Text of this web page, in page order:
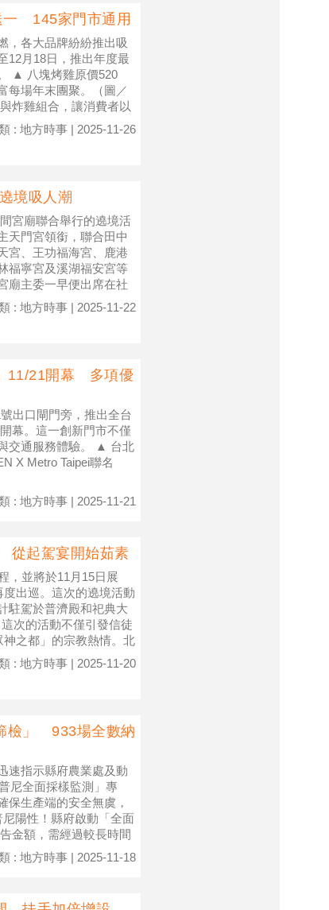
一 145家門市通用
，各大品牌紛紛推出吸
12月18日，推出年度最
▲ 八塊烤雞原價520
每場年末團聚。（圖／
炸雞組合，讓消費者以
: 地方時事 | 2025-11-26
境吸人潮
宮廟聯合舉行的遶境活
天門宮領銜，聯合田中
宮、王功福海宮、鹿港
福寧宮及溪湖福安宮等
廟主委一早便出席在社
: 地方時事 | 2025-11-22
11/21開幕 多項優
出口閘門旁，推出全台
幕。這一創新門市不僅
交通服務體驗。 ▲ 台北
X Metro Taipei聯名
: 地方時事 | 2025-11-21
從起駕宴開始茹素
，並將於11月15日展
出巡。這次的遶境活動
駐駕於普濟殿和祀典大
次的活動不僅引發信徒
之都」的宗教熱情。北
: 地方時事 | 2025-11-20
檢」 933場全數納
速指示縣府農業處及動
尼全面採樣監測」專
保生產端的安全無虞，
陽性！縣府啟動「全面
金額，需經過較長時間
: 地方時事 | 2025-11-18